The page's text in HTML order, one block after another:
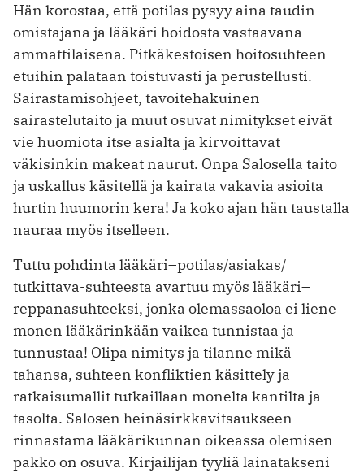
Hän korostaa, että potilas pysyy aina taudin
omistajana ja lääkäri hoidosta vastaavana
ammattilaisena. Pitkäkestoisen hoito­suhteen
etuihin palataan toistuvasti ja perustellusti.
Sairastamisohjeet, tavoitehakuinen
sairastelutaito ja muut osuvat nimitykset eivät
vie huomiota itse asialta ja kirvoittavat
väkisinkin makeat naurut. Onpa Salosella taito
ja uskallus käsitellä ja kairata vakavia asioita
hurtin huumorin kera! Ja koko ajan hän taustalla
nauraa myös itselleen.
Tuttu pohdinta lääkäri–potilas/asiakas/
tutkittava-suhteesta avartuu myös lääkäri–
reppana­suhteeksi, jonka olemassaoloa ei liene
monen lääkärinkään vaikea tunnistaa ja
tunnustaa! Olipa nimitys ja tilanne mikä
tahansa, suhteen konfliktien käsittely ja
ratkaisumallit tutkaillaan monelta kantilta ja
tasolta. Salosen heinäsirkkavitsaukseen
rinnastama lääkärikunnan oikeassa olemisen
pakko on osuva. Kirjailijan tyyliä lainatakseni